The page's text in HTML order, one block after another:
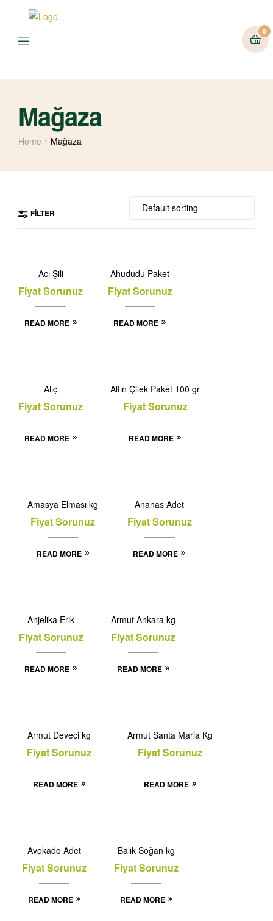
0
Mağaza
Home Mağaza
FILTER
Acı Şili
Fiyat Sorunuz
READ MORE
Ahududu Paket
Fiyat Sorunuz
READ MORE
Alıç
Fiyat Sorunuz
READ MORE
STOCK
Altın Çilek Paket 100 gr
Fiyat Sorunuz
READ MORE
STOCK
Amasya Elması kg
Fiyat Sorunuz
READ MORE
Ananas Adet
Fiyat Sorunuz
READ MORE
Anjelika Erik
Fiyat Sorunuz
READ MORE
STOCK
Armut Ankara kg
Fiyat Sorunuz
READ MORE
STOCK
Armut Deveci kg
Fiyat Sorunuz
READ MORE
Armut Santa Maria Kg
Fiyat Sorunuz
READ MORE
Avokado Adet
Fiyat Sorunuz
READ MORE
Balık Soğan kg
Fiyat Sorunuz
READ MORE